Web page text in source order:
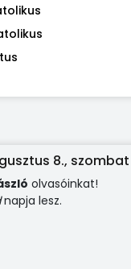
8., szombat
olvasóinkat!
napja lesz.